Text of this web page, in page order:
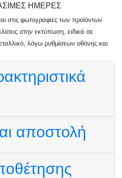
ΗΜΕΡΕΣ
στις φωτογραφίες των προϊόντων
στην εκτύπωση, ειδικά σε
λόγω ρυθμίσεων οθόνης και
αποστολή